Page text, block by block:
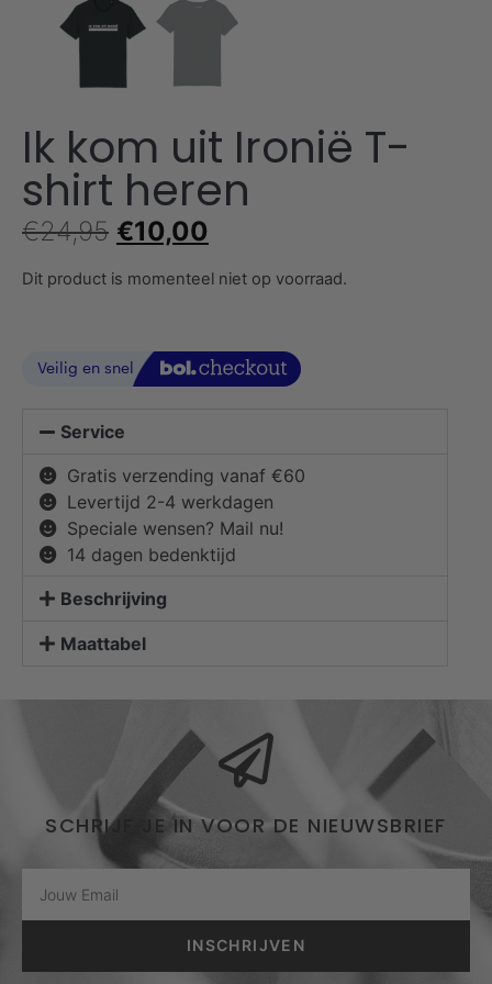
Ik kom uit Ironië T-
shirt heren
€24,95 €10,00
Dit product is momenteel niet op voorraad.
Service
Gratis verzending vanaf €60
Levertijd 2-4 werkdagen
Speciale wensen? Mail nu!
14 dagen bedenktijd
Beschrijving
Maattabel
SCHRIJF JE IN VOOR DE NIEUWSBRIEF
INSCHRIJVEN